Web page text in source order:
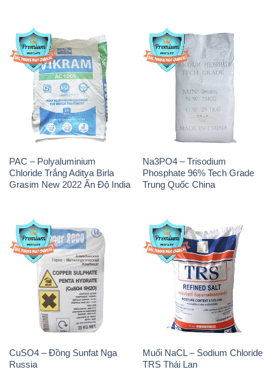
PAC – Polyaluminium
Chloride Trắng Aditya Birla
Grasim New 2022 Ấn Độ India
Na3PO4 – Trisodium
Phosphate 96% Tech Grade
Trung Quốc China
CuSO4 – Đồng Sunfat Nga
Russia
Muối NaCL – Sodium Chloride
TRS Thái Lan